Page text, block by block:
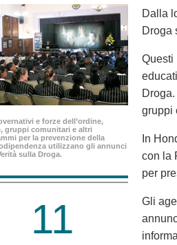
e forze dell’ordine,
gruppi comunitari e altri
per la prevenzione della
utilizzano gli annunci
sulla Droga.
11
Dalla
Droga
Questi
gruppi
In
con la
per
Gli